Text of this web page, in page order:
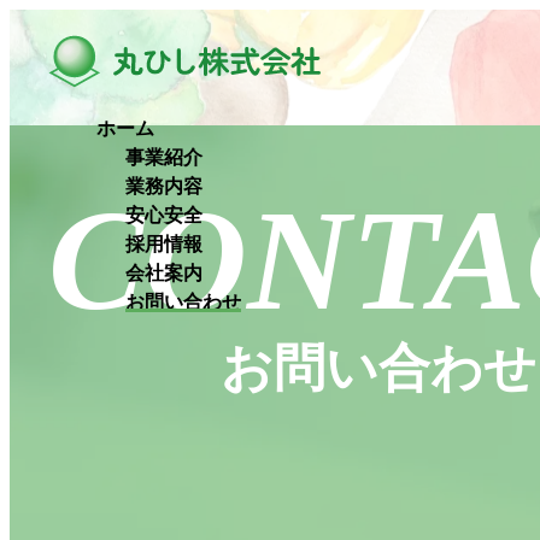
ホーム
事業紹介
業務内容
安心安全
採用情報
会社案内
お問い合わせ
お問い合わせ